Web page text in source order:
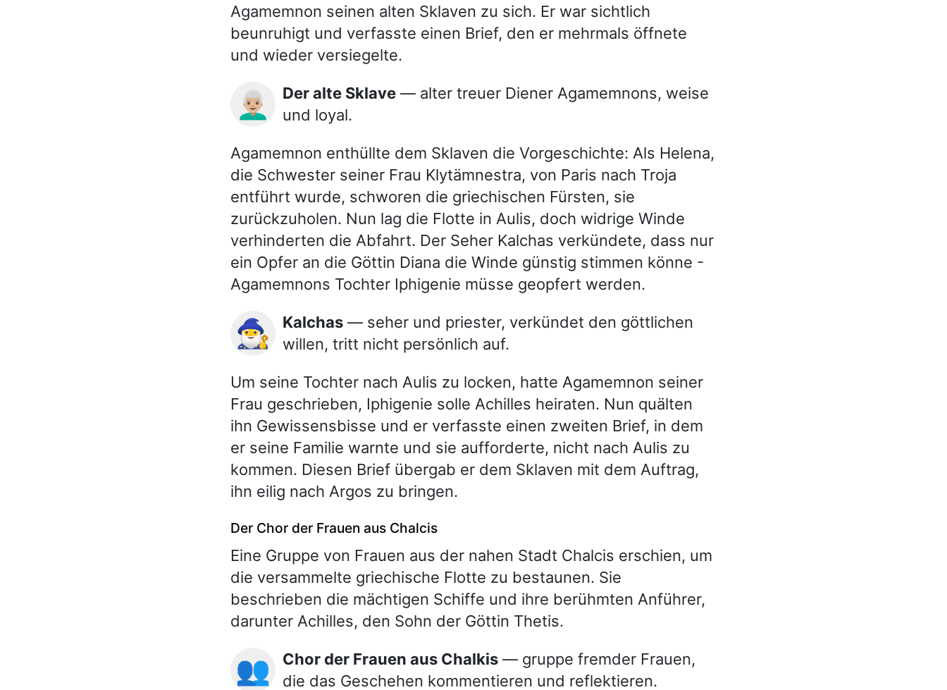
Agamemnon seinen alten Sklaven zu sich. Er war sichtlich
beunruhigt und verfasste einen Brief, den er mehrmals öffnete
und wieder versiegelte.
👨🏼‍🦳 Der alte Sklave — alter treuer Diener Agamemnons, weise
und loyal.
Agamemnon enthüllte dem Sklaven die Vorgeschichte: Als Helena,
die Schwester seiner Frau Klytämnestra, von Paris nach Troja
entführt wurde, schworen die griechischen Fürsten, sie
zurückzuholen. Nun lag die Flotte in Aulis, doch widrige Winde
verhinderten die Abfahrt. Der Seher Kalchas verkündete, dass nur
ein Opfer an die Göttin Diana die Winde günstig stimmen könne -
Agamemnons Tochter Iphigenie müsse geopfert werden.
🧙‍♂️ Kalchas — seher und priester, verkündet den göttlichen
willen, tritt nicht persönlich auf.
Um seine Tochter nach Aulis zu locken, hatte Agamemnon seiner
Frau geschrieben, Iphigenie solle Achilles heiraten. Nun quälten
ihn Gewissensbisse und er verfasste einen zweiten Brief, in dem
er seine Familie warnte und sie aufforderte, nicht nach Aulis zu
kommen. Diesen Brief übergab er dem Sklaven mit dem Auftrag,
ihn eilig nach Argos zu bringen.
Der Chor der Frauen aus Chalcis
Eine Gruppe von Frauen aus der nahen Stadt Chalcis erschien, um
die versammelte griechische Flotte zu bestaunen. Sie
beschrieben die mächtigen Schiffe und ihre berühmten Anführer,
darunter Achilles, den Sohn der Göttin Thetis.
👥 Chor der Frauen aus Chalkis — gruppe fremder Frauen,
die das Geschehen kommentieren und reflektieren.